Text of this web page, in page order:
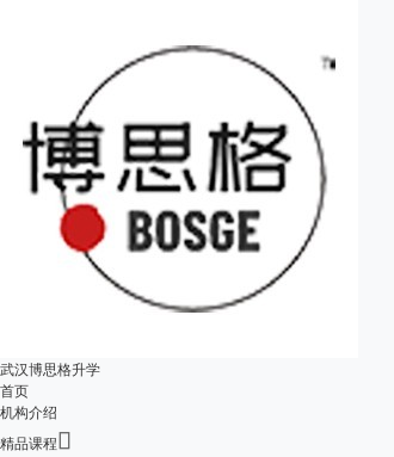
武汉博思格升学
首页
机构介绍
精品课程